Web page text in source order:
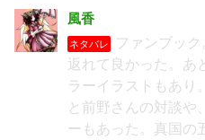
風香
ネタバレ
ファンブッ
返れて良かった。あ
ラーイラストもあり
と前野さんの対談や
ーもあった。真国の